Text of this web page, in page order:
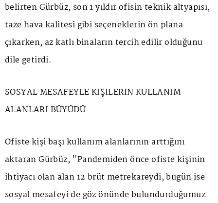
belirten Gürbüz, son 1 yıldır ofisin teknik altyapısı,
taze hava kalitesi gibi seçeneklerin ön plana
çıkarken, az katlı binaların tercih edilir olduğunu
dile getirdi.
SOSYAL MESAFEYLE KİŞİLERİN KULLANIM
ALANLARI BÜYÜDÜ
Ofiste kişi başı kullanım alanlarının arttığını
aktaran Gürbüz, "Pandemiden önce ofiste kişinin
ihtiyacı olan alan 12 brüt metrekareydi, bugün ise
sosyal mesafeyi de göz önünde bulundurduğumuz